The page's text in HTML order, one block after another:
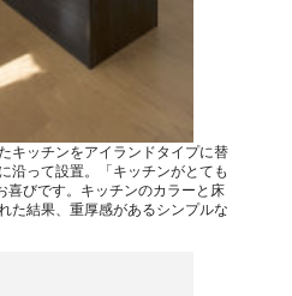
キッチンをアイランドタイプに替
沿って設置。「キッチンがとても
喜びです。キッチンのカラーと床
た結果、重厚感があるシンプルな